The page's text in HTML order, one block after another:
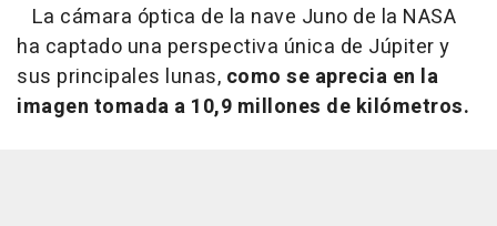
La cámara óptica de la nave Juno de la NASA
ha captado una perspectiva única de Júpiter y
sus principales lunas, como se aprecia en la
imagen tomada a 10,9 millones de kilómetros.